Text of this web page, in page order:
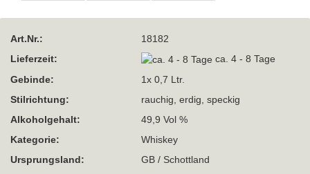
Art.Nr.:
18182
Lieferzeit:
ca. 4 - 8 Tage
Gebinde:
1x 0,7 Ltr.
Stilrichtung:
rauchig, erdig, speckig
Alkoholgehalt:
49,9 Vol %
Kategorie:
Whiskey
Ursprungsland:
GB / Schottland